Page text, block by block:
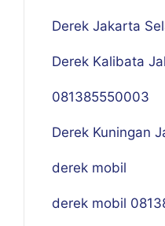
Derek Jakarta
Derek Kalibata
081385550003
Derek Kuningan
derek mobil
derek mobil